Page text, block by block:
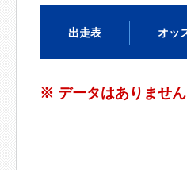
出走表 オッ
※ データはありません